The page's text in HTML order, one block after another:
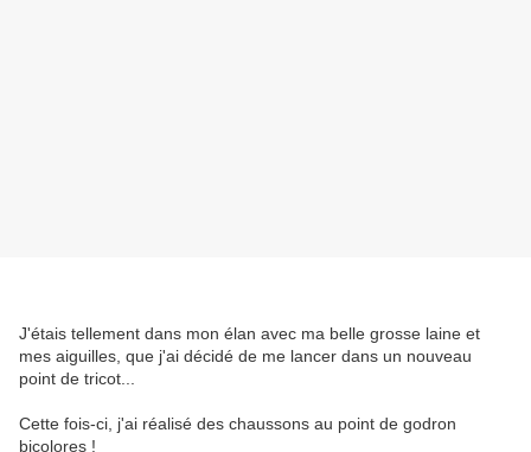
J'étais tellement dans mon élan avec ma belle grosse laine et
mes aiguilles, que j'ai décidé de me lancer dans un nouveau
point de tricot...
Cette fois-ci, j'ai réalisé des chaussons au point de godron
bicolores !